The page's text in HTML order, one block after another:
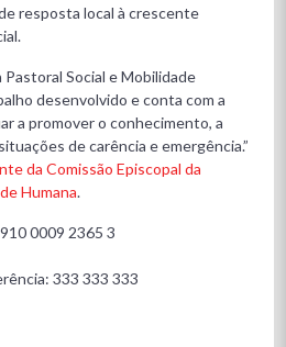
resposta local à crescente
Pastoral Social e Mobilidade
desenvolvido e conta com a
a promover o conhecimento, a
de carência e emergência.”
da Comissão Episcopal da
Humana.
0009 2365 3
333 333 333